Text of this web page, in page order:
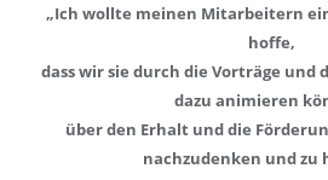
„Ich wollte meinen Mitarbeitern
hoffe,
dass wir sie durch die Vorträge und
dazu animieren
über den Erhalt und die
nachzudenken und zu